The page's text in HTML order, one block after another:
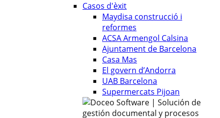
Casos d'èxit
Maydisa construcció i
reformes
ACSA Armengol Calsina
Ajuntament de Barcelona
Casa Mas
El govern d’Andorra
UAB Barcelona
Supermercats Pijoan